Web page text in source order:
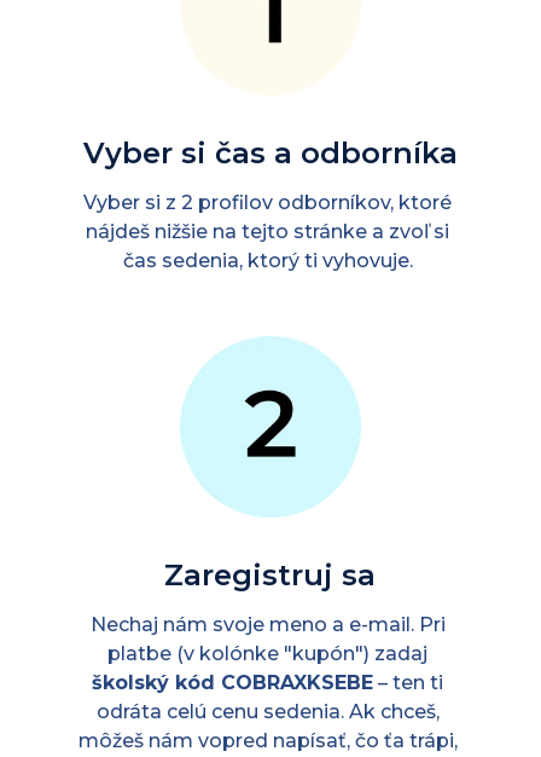
Vyber si čas a odborníka
Vyber si z 2 profilov odborníkov, ktoré
nájdeš nižšie na tejto stránke a zvoľ si
čas sedenia, ktorý ti vyhovuje.
Zaregistruj sa
Nechaj nám svoje meno a e-mail. Pri
školský kód COBRAXKSEBE – ten ti
odráta celú cenu sedenia. Ak chceš,
môžeš nám vopred napísať, čo ťa trápi,